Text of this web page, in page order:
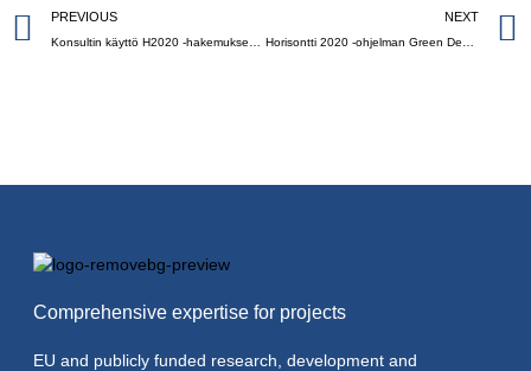
PREVIOUS NEXT
Comprehensive expertise for projects
EU and publicly funded research, development and